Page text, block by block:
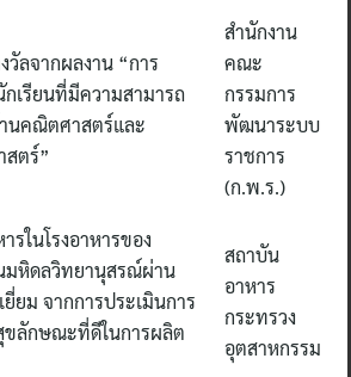
วัลจากผลงาน “การ
เรียนที่มีความสามารถ
นคณิตศาสตร์และ
สตร์”
สำนักงาน
คณะ
กรรมการ
พัฒนาระบบ
ราชการ
(ก.พ.ร.)
รในโรงอาหารของ
นมหิดลวิทยานุสรณ์ผ่าน
ยม จากการประเมินการ
ขลักษณะที่ดีในการผลิต
สถาบัน
อาหาร
กระทรวง
อุตสาหกรรม